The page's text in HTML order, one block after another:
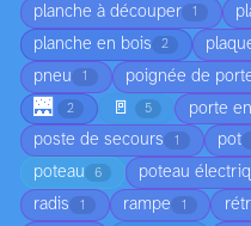
planche à découper 1
planche en bois 2
pneu 1 poignée de
🌉 2 🚪 5 porte
poste de secours 1 pot
poteau 6 poteau
radis 1 rampe 1